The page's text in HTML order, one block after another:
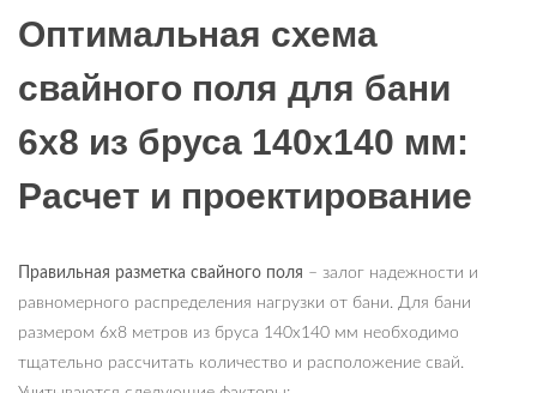
Оптимальная схема
свайного поля для бани
6х8 из бруса 140х140 мм:
Расчет и проектирование
Правильная разметка свайного поля – залог надежности и
равномерного распределения нагрузки от бани. Для бани
размером 6х8 метров из бруса 140х140 мм необходимо
тщательно рассчитать количество и расположение свай.